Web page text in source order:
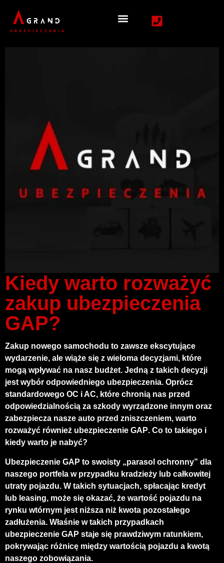
Kiedy warto rozważyć
zakup ubezpieczenia
GAP?
Zakup nowego samochodu to zawsze ekscytujące
wydarzenie, ale wiąże się z wieloma decyzjami, które
mogą wpływać na nasz budżet. Jedną z takich decyzji
jest wybór odpowiedniego ubezpieczenia. Oprócz
standardowego OC i AC, które chronią nas przed
odpowiedzialnością za szkody wyrządzone innym oraz
zabezpiecza nasze auto przed zniszczeniem, warto
rozważyć również ubezpieczenie GAP. Co to takiego i
kiedy warto je nabyć?
Ubezpieczenie GAP to swoisty „parasol ochronny” dla
naszego portfela w przypadku kradzieży lub całkowitej
utraty pojazdu. W takich sytuacjach, spłacając kredyt
lub leasing, może się okazać, że wartość pojazdu na
rynku wtórnym jest niższa niż kwota pozostałego
zadłużenia. Właśnie w takich przypadkach
ubezpieczenie GAP staje się prawdziwym ratunkiem,
pokrywając różnicę między wartością pojazdu a kwotą
naszego zobowiązania.